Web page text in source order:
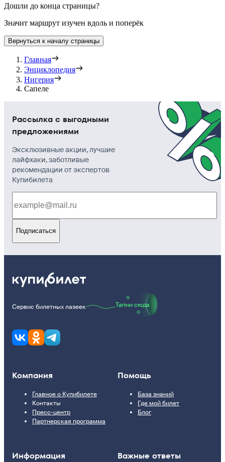
Дошли до конца страницы?
Значит маршрут изучен вдоль и поперёк
Вернуться к началу страницы
Главная
Энциклопедия
Нигерия
Сапеле
Рассылка с выгодными
предложениями
Эксклюзивные акции, лучшие
лайфхаки, заботливые
рекомендации от экспертов
Купибилета
Подписаться
Сервис билетных лазеек Тапни сюда
Компания
Главное о Купибилете
Контакты
Пресс-центр
Партнерская программа
Помощь
База знаний
Где мой билет
Блог
Информация Важные ответы